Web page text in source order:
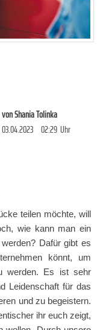
vonShania Tolinka
03.04.2023 02:29 Uhr
teilen möchte, will
wie kann man ein
Dafür gibt es
könnt, um
werden. Es ist sehr
Leidenschaft für das
und zu begeistern.
ihr euch zeigt,